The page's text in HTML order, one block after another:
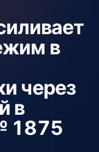
в
через
в
1875